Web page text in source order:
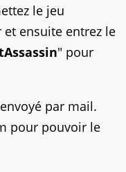
le jeu
ensuite entrez le
" pour
par mail.
pour pouvoir le